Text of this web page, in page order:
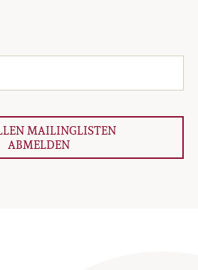
MAILINGLISTEN
ABMELDEN